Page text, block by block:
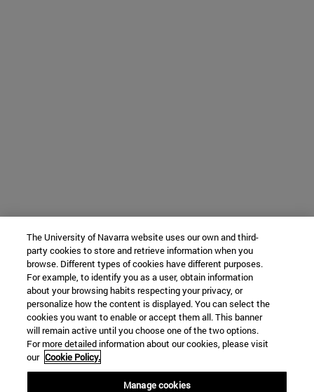
The University of Navarra website uses our own and third-
party cookies to store and retrieve information when you
browse. Different types of cookies have different purposes.
For example, to identify you as a user, obtain information
about your browsing habits respecting your privacy, or
personalize how the content is displayed. You can select the
cookies you want to enable or accept them all. This banner
will remain active until you choose one of the two options.
For more detailed information about our cookies, please visit
our Cookie Policy.
Manage cookies